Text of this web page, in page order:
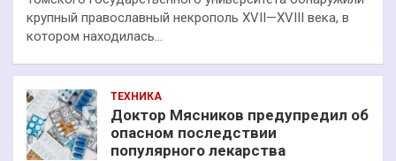
крупный православный некрополь XVII—XVIII века, в
котором находилась…
ТЕХНИКА
Доктор Мясников предупредил об
опасном последствии
популярного лекарства